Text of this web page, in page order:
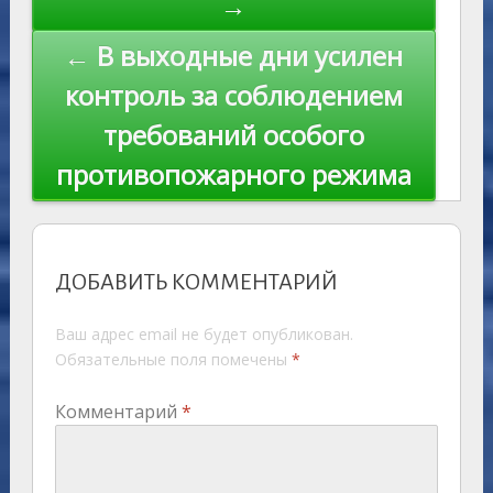
← В выходные дни усилен
контроль за соблюдением
требований особого
противопожарного режима
ДОБАВИТЬ КОММЕНТАРИЙ
Ваш адрес email не будет опубликован.
Обязательные поля помечены *
Комментарий *